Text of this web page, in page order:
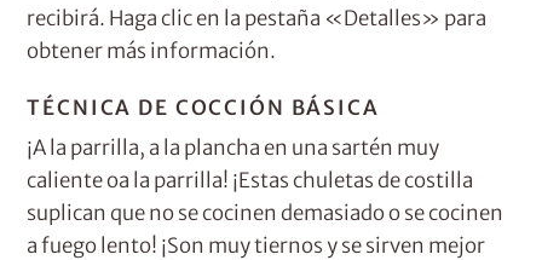
recibirá. Haga clic en la pestaña «Detalles» para
obtener más información.
TÉCNICA DE COCCIÓN BÁSICA
¡A la parrilla, a la plancha en una sartén muy
caliente oa la parrilla! ¡Estas chuletas de costilla
suplican que no se cocinen demasiado o se cocinen
a fuego lento! ¡Son muy tiernos y se sirven mejor